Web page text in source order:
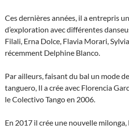
Ces dernières années, il a entrepris
d’exploration avec différentes
Filali, Erna Dolce, Flavia Morari,
récemment Delphine Blanco.
Par ailleurs, faisant du bal un mode
tanguero, Il a crée avec Florencia
le Colectivo Tango en 2006.
En 2017 il crée une nouvelle